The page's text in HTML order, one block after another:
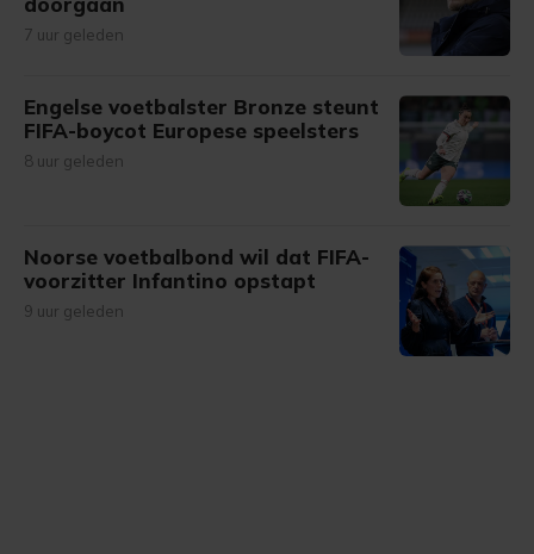
7 uur geleden
Engelse voetbalster Bronze steunt
FIFA-boycot Europese speelsters
8 uur geleden
Noorse voetbalbond wil dat FIFA-
voorzitter Infantino opstapt
9 uur geleden